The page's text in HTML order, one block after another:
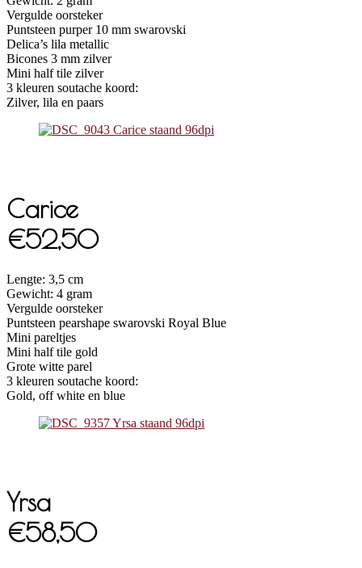
Vergulde oorsteker
Puntsteen purper 10 mm swarovski
Delica’s lila metallic
Bicones 3 mm zilver
Mini half tile zilver
3 kleuren soutache koord:
Zilver, lila en paars
Carice
€52,50
Lengte: 3,5 cm
Gewicht: 4 gram
Vergulde oorsteker
Puntsteen pearshape swarovski Royal Blue
Mini pareltjes
Mini half tile gold
Grote witte parel
3 kleuren soutache koord:
Gold, off white en blue
Yrsa
€58,50